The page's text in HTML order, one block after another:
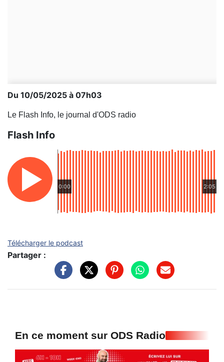
Du 10/05/2025 à 07h03
Le Flash Info, le journal d'ODS radio
Flash Info
0:00 2:05
Télécharger le podcast
Partager :
En ce moment sur ODS Radio